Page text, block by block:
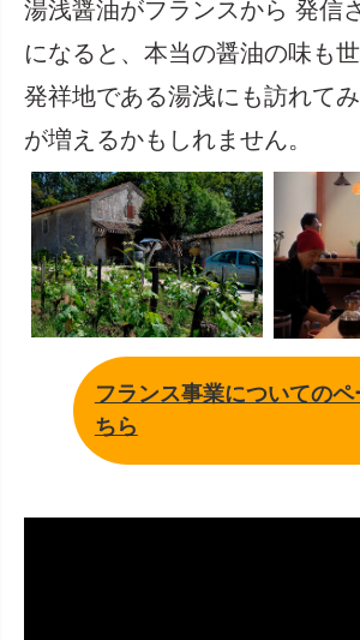
湯浅醤油がフランスから 発信
になると、本当の醤油の味も世
発祥地である湯浅にも訪れて
が増えるかもしれません。
フランス事業についてのペ
ちら